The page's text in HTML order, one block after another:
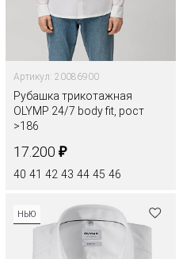
Артикул: 20086900
Рубашка трикотажная
OLYMP 24/7 body fit, рост
>186
17.200 ₽
40 41 42 43 44 45 46
НЬЮ